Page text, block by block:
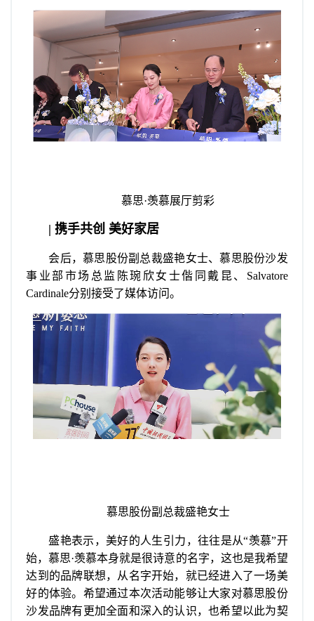
慕思·羡慕展厅剪彩
| 携手共创 美好家居
会后，慕思股份副总裁盛艳女士、慕思股份沙发
事业部市场总监陈琬欣女士偕同戴昆、Salvatore
Cardinale分别接受了媒体访问。
慕思股份副总裁盛艳女士
盛艳表示，美好的人生引力，往往是从“羡慕”开
始，慕思·羡慕本身就是很诗意的名字，这也是我希望
达到的品牌联想，从名字开始，就已经进入了一场美
好的体验。希望通过本次活动能够让大家对慕思股份
沙发品牌有更加全面和深入的认识，也希望以此为契